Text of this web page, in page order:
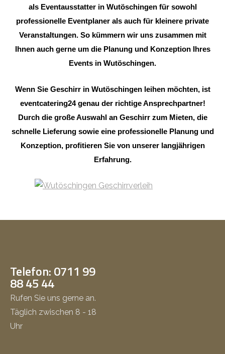
als Eventausstatter in Wutöschingen für sowohl
professionelle Eventplaner als auch für kleinere private
Veranstaltungen. So kümmern wir uns zusammen mit
Ihnen auch gerne um die Planung und Konzeption Ihres
Events in Wutöschingen.
Wenn Sie Geschirr in Wutöschingen leihen möchten, ist
eventcatering24 genau der richtige Ansprechpartner!
Durch die große Auswahl an Geschirr zum Mieten, die
schnelle Lieferung sowie eine professionelle Planung und
Konzeption, profitieren Sie von unserer langjährigen
Erfahrung.
Telefon: 0711 99
88 45 44
Rufen Sie uns gerne an.
Täglich zwischen 8 - 18
Uhr